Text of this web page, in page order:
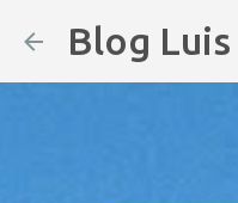
Blog